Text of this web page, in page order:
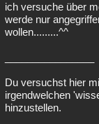
ich versuche über
werde nur
wollen.........^^
Du versuchst hier
irgendwelchen
hinzustellen.